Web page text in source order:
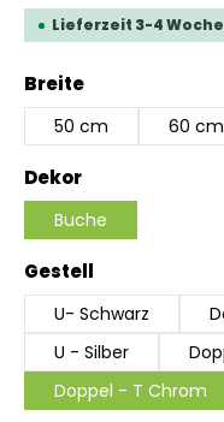
Lieferzeit 3-4
Breiteauswählen
50 cm 60 cm
Dekorauswählen
Buche
Gestell
U- Schwarz
U - Silber
Doppel - T Chrom